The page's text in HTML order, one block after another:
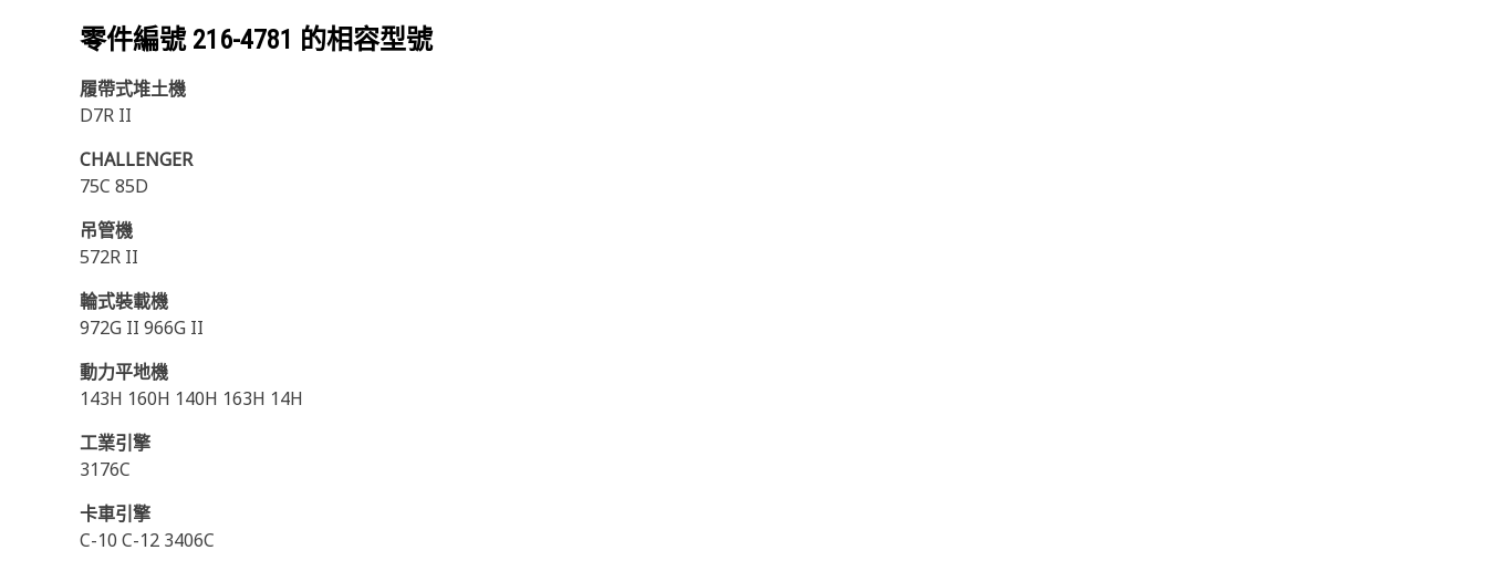
零件編號 216-4781 的相容型號
履帶式堆土機
D7R II
CHALLENGER
75C 85D
吊管機
572R II
輪式裝載機
972G II 966G II
動力平地機
143H 160H 140H 163H 14H
工業引擎
3176C
卡車引擎
C-10 C-12 3406C